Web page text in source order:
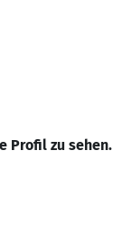
Profil zu sehen.